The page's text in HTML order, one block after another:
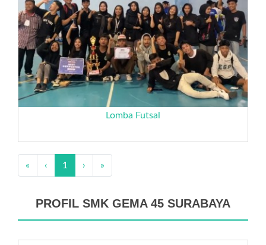
Lomba Futsal
« ‹ 1 › »
PROFIL SMK GEMA 45 SURABAYA